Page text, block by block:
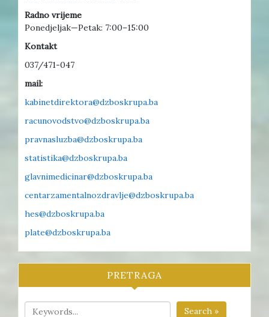
Radno vrijeme
Ponedjeljak—Petak: 7:00–15:00
Kontakt
037/471-047
mail:
kabinetdirektora@dzboskrupa.ba
racunovodstvo@dzboskrupa.ba
pravnasluzba@dzboskrupa.ba
statistika@dzboskrupa.ba
glavnimedicinar@dzboskrupa.ba
centarzamentalnozdravlje@dzboskrupa.ba
hes@dzboskrupa.ba
plate@dzboskrupa.ba
PRETRAGA
Search »